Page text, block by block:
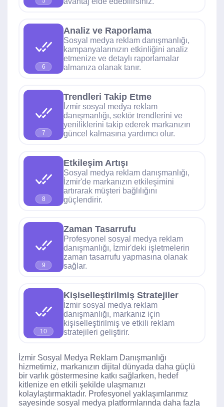
6
Analiz ve Raporlama
Sosyal medya reklam danışmanlığı,
kampanyalarınızın etkinliğini analiz
etmenize ve detaylı raporlamalar
almanıza olanak tanır.
7
Trendleri Takip Etme
İzmir sosyal medya reklam
danışmanlığı, sektör trendlerini ve
yeniliklerini takip ederek markanızın
güncel kalmasına yardımcı olur.
8
Etkileşim Artışı
Sosyal medya reklam danışmanlığı,
İzmir'de markanızın etkileşimini
artırarak müşteri bağlılığını
güçlendirir.
9
Zaman Tasarrufu
Profesyonel sosyal medya reklam
danışmanlığı, İzmir'deki işletmelerin
zaman tasarrufu yapmasına olanak
sağlar.
10
Kişiselleştirilmiş Stratejiler
İzmir sosyal medya reklam
danışmanlığı, markanız için
kişiselleştirilmiş ve etkili reklam
stratejileri geliştirir.
İzmir Sosyal Medya Reklam Danışmanlığı
hizmetimiz, markanızın dijital dünyada daha güçlü
bir varlık göstermesine katkı sağlarken, hedef
kitlenize en etkili şekilde ulaşmanızı
kolaylaştırmaktadır. Profesyonel yaklaşımlarımız
sayesinde sosyal medya platformlarında daha fazla